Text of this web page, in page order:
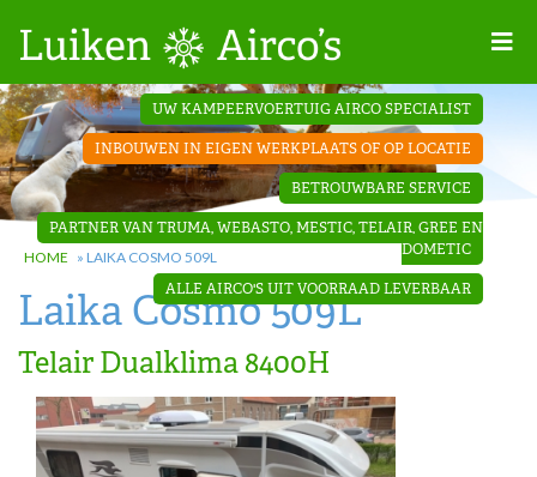
Projecten
Contact
Dakopbouw
airco’s
‘Onder de
bank’ airco’s
‘Teleco
Ultra
UW KAMPEERVOERTUIG AIRCO SPECIALIST
INBOUWEN IN EIGEN WERKPLAATS OF OP LOCATIE
BETROUWBARE SERVICE
PARTNER VAN TRUMA, WEBASTO, MESTIC, TELAIR, GREE EN
DOMETIC
ALLE AIRCO'S UIT VOORRAAD LEVERBAAR
HOME » LAIKA COSMO 509L
Laika Cosmo 509L
Telair Dualklima 8400H